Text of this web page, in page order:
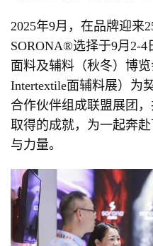
2025年9月，在品牌迎来
SORONA®选择于9月2-4
面料及辅料（秋冬）博
Intertextile面辅料展）为
合作伙伴组成联盟展团
取得的成就，为一起奔
与力量。